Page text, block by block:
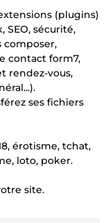
(plugins)
SEO, sécurité,
composer,
contact form7,
rendez-vous,
ses fichiers
érotisme, tchat,
loto, poker.
site.